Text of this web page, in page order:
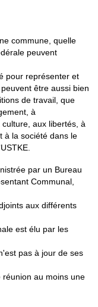
commune, quelle
peuvent
pour représenter et
être aussi bien
de travail, que
à
aux libertés, à
à la société dans le
par un Bureau
Communal,
aux différents
est élu par les
pas à jour de ses
au moins une